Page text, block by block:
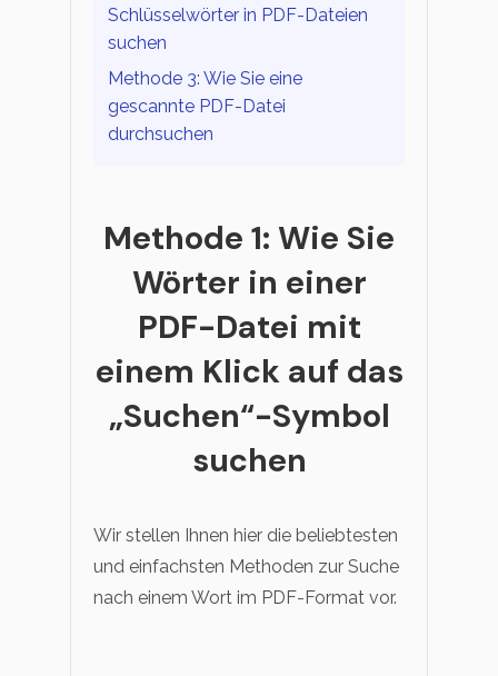
Schlüsselwörter in PDF-Dateien
suchen
Methode 3: Wie Sie eine
gescannte PDF-Datei
durchsuchen
Methode 1: Wie Sie
Wörter in einer
PDF-Datei mit
einem Klick auf das
„Suchen“-Symbol
suchen
Wir stellen Ihnen hier die beliebtesten
und einfachsten Methoden zur Suche
nach einem Wort im PDF-Format vor.